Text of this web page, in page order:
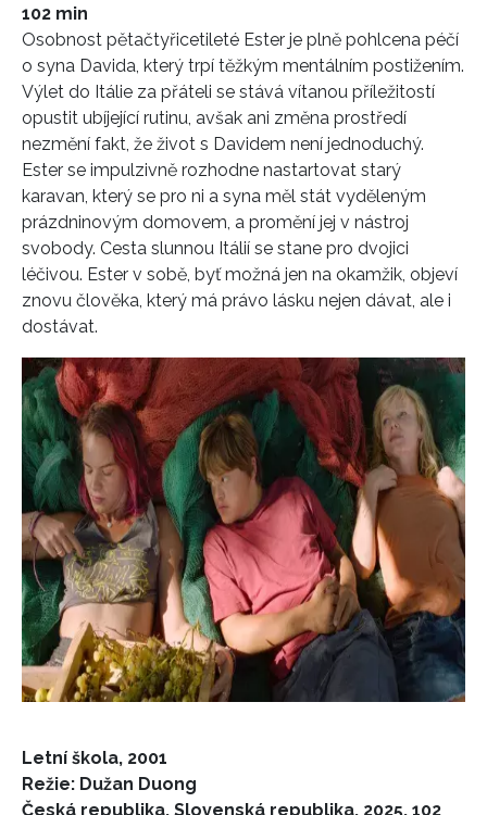
102 min
Osobnost pětačtyřicetileté Ester je plně pohlcena péčí
o syna Davida, který trpí těžkým mentálním postižením.
Výlet do Itálie za přáteli se stává vítanou příležitostí
opustit ubíjející rutinu, avšak ani změna prostředí
nezmění fakt, že život s Davidem není jednoduchý.
Ester se impulzivně rozhodne nastartovat starý
karavan, který se pro ni a syna měl stát vyděleným
prázdninovým domovem, a promění jej v nástroj
svobody. Cesta slunnou Itálií se stane pro dvojici
léčivou. Ester v sobě, byť možná jen na okamžik, objeví
znovu člověka, který má právo lásku nejen dávat, ale i
dostávat.
Letní škola, 2001
Režie: Dužan Duong
Česká republika, Slovenská republika, 2025, 102